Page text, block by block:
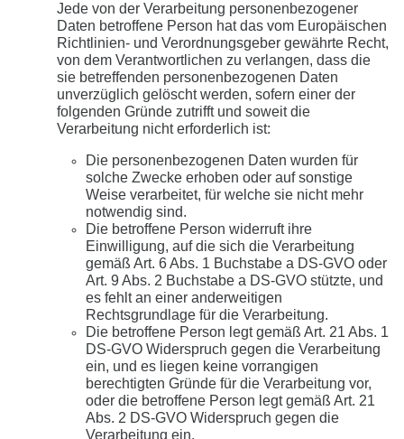
Jede von der Verarbeitung personenbezogener
Daten betroffene Person hat das vom Europäischen
Richtlinien- und Verordnungsgeber gewährte Recht,
von dem Verantwortlichen zu verlangen, dass die
sie betreffenden personenbezogenen Daten
unverzüglich gelöscht werden, sofern einer der
folgenden Gründe zutrifft und soweit die
Verarbeitung nicht erforderlich ist:
Die personenbezogenen Daten wurden für
solche Zwecke erhoben oder auf sonstige
Weise verarbeitet, für welche sie nicht mehr
notwendig sind.
Die betroffene Person widerruft ihre
Einwilligung, auf die sich die Verarbeitung
gemäß Art. 6 Abs. 1 Buchstabe a DS-GVO oder
Art. 9 Abs. 2 Buchstabe a DS-GVO stützte, und
es fehlt an einer anderweitigen
Rechtsgrundlage für die Verarbeitung.
Die betroffene Person legt gemäß Art. 21 Abs. 1
DS-GVO Widerspruch gegen die Verarbeitung
ein, und es liegen keine vorrangigen
berechtigten Gründe für die Verarbeitung vor,
oder die betroffene Person legt gemäß Art. 21
Abs. 2 DS-GVO Widerspruch gegen die
Verarbeitung ein.